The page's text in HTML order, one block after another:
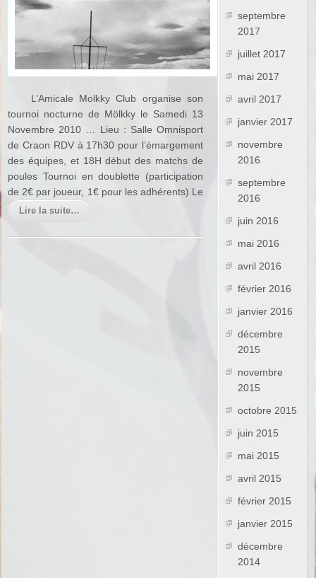
L’Amicale Molkky Club organise son
tournoi nocturne de Mölkky le Samedi 13
Novembre 2010 … Lieu : Salle Omnisport
de Craon RDV à 17h30 pour l’émargement
des équipes, et 18H début des matchs de
poules Tournoi en doublette (participation
de 2€ par joueur, 1€ pour les adhérents) Le
Lire la suite…
septembre
2017
juillet 2017
mai 2017
avril 2017
janvier 2017
novembre
2016
septembre
2016
juin 2016
mai 2016
avril 2016
février 2016
janvier 2016
décembre
2015
novembre
2015
octobre 2015
juin 2015
mai 2015
avril 2015
février 2015
janvier 2015
décembre
2014